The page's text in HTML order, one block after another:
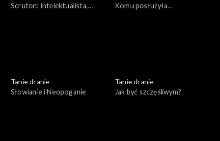
Scruton: intelektualista,
Komu posłużyła
Tanie dranie
Słowianie i Neopoganie
Tanie dranie
Jak być szczęśliwym?